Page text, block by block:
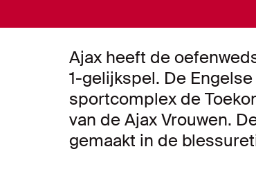
Ajax heeft de
1-gelijkspel. De
sportcomplex de
van de Ajax Vrouwen.
gemaakt in de